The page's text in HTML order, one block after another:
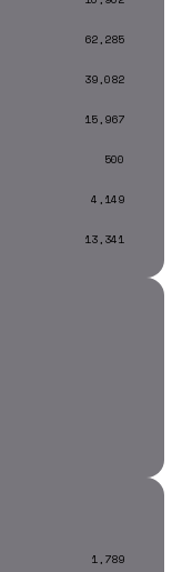
62,285
39,082
15,967
500
4,149
13,341
1,789